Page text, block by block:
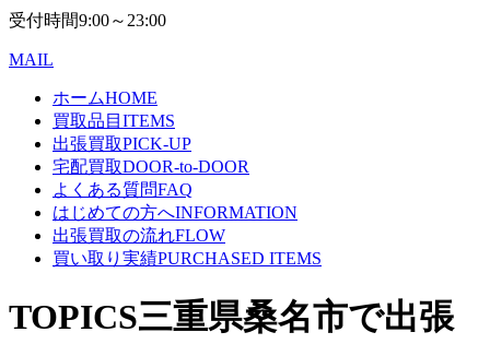
受付時間9:00～23:00
MAIL
ホームHOME
買取品目 ITEMS
出張買取PICK-UP
宅配買取DOOR-to-DOOR
よくある質問FAQ
はじめての方へINFORMATION
出張買取の流れFLOW
買い取り実績PURCHASED ITEMS
TOPICS三重県桑名市で出張